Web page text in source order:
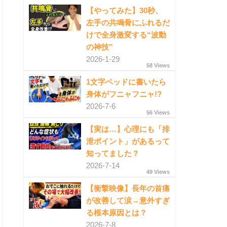
【やってみた】30秒、
左手の共鳴骨にふれるだ
けで全身激変する“波動
の神技”
2026-1-29
58 Views
1文字ベッドに書いたら
身体がフニャフニャ!?
2026-7-6
56 Views
【実は…】心理にも「排
泄ポイント」があるって
知ってました？
2026-7-14
49 Views
【衝撃映像】長年の首痛
が改善して涙→意外すぎ
る根本原因とは？
2026-7-8